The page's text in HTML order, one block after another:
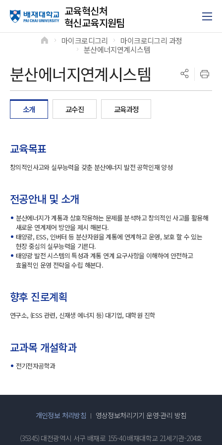
교육혁신처
혁신교육지원팀
분산에너지연계시스템
마이크로디그리
>
마이크로디그리 과정
분산에너지연계시스템
소개 교수진 교육과정
교육목표
창의적인사고와 실무능력을 갖춘 분산에너지 발전 공학인재 양성
전공안내 및 소개
분산에너지가 계통과 상호작용하는 문제를 분석하고 창의적인 사고를 활용해
새로운 연계제어 방안을 제시 해본다.
태양광, ESS, 인버터 등 분산자원을 계통에 연계하고 운영, 보호 할 수 있는
현장 중심의 실무능력을 기른다.
태양광 발전 시스템의 특성과 계통 연계 요구사항을 이해하여 안전하고
효율적인 운영 전략을 수립 해본다.
향후 진로계획
연구소, (ESS 관련, 신재생 에너지 등) 대기업, 대학원 진학
교과목 개설학과
전기전자공학과
개인정보 처리방침 영상정보처리기기 운영·관리 방침
(35345) 대전광역시 서구 배재로 155-40 배재대학교 21세기관-204호